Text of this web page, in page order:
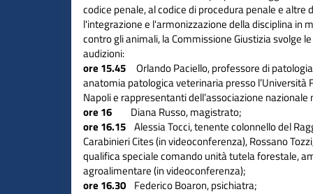
codice penale, al codice di procedura penale e altre
l'integrazione e l'armonizzazione della disciplina in
contro gli animali, la Commissione Giustizia svolge
audizioni:
ore 15.45 Orlando Paciello, professore di
anatomia patologica veterinaria presso l’Università
Napoli e rappresentanti dell’associazione
ore 16 Diana Russo, magistrato;
ore 16.15 Alessia Tocci, tenente colonnello del
Carabinieri Cites (in videoconferenza), Rossano
qualifica speciale comando unità tutela forestale,
agroalimentare (in videoconferenza);
ore 16.30 Federico Boaron, psichiatra;